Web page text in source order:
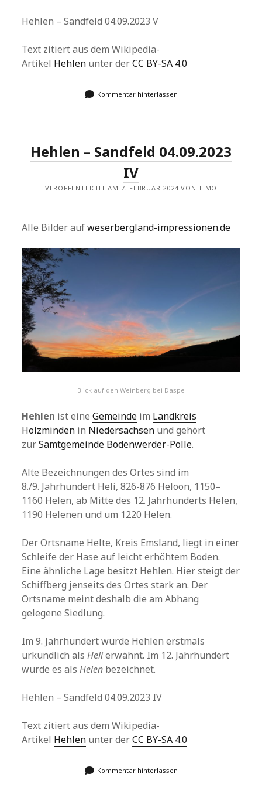
Hehlen – Sandfeld 04.09.2023 V
Text zitiert aus dem Wikipedia-
Artikel Hehlen unter derCC BY-SA 4.0
Kommentar hinterlassen
Hehlen – Sandfeld 04.09.2023
IV
VERÖFFENTLICHT AM 7. FEBRUAR 2024 VON TIMO
Alle Bilder aufweserbergland-impressionen.de
Blick auf den Weinberg bei Daspe
Hehlen ist eineGemeinde im Landkreis
Holzminden in Niedersachsen und gehört
zurSamtgemeinde Bodenwerder-Polle.
Alte Bezeichnungen des Ortes sind im
8./9. Jahrhundert Heli, 826-876 Heloon, 1150–
1160 Helen, ab Mitte des 12. Jahrhunderts Helen,
1190 Helenen und um 1220 Helen.
Der Ortsname Helte, Kreis Emsland, liegt in einer
Schleife der Hase auf leicht erhöhtem Boden.
Eine ähnliche Lage besitzt Hehlen. Hier steigt der
Schiffberg jenseits des Ortes stark an. Der
Ortsname meint deshalb die am Abhang
gelegene Siedlung.
Im 9. Jahrhundert wurde Hehlen erstmals
urkundlich alsHelierwähnt. Im 12. Jahrhundert
wurde es alsHelen bezeichnet.
Hehlen – Sandfeld 04.09.2023 IV
Text zitiert aus dem Wikipedia-
Artikel Hehlen unter derCC BY-SA 4.0
Kommentar hinterlassen